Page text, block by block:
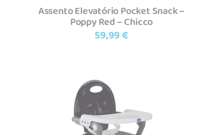
Assento Elevatório Pocket Snack –
Poppy Red – Chicco
59,99€
Adicionar